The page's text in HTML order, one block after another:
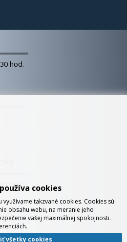
hod.
cookies
takzvané cookies. Cookies sú
obsahu webu, na meranie jeho
vašej maximálnej spokojnosti.
všetky cookies